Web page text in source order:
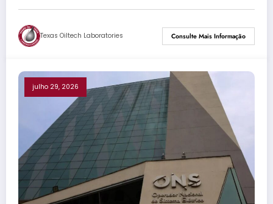
Texas Oiltech Laboratories Consulte Mais Informação
julho 29, 2026